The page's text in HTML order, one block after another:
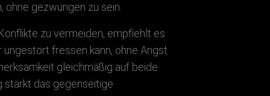
gezwungen zu sein.
zu vermeiden, empfiehlt es
fressen kann, ohne Angst
gleichmäßig auf beide
stärkt das gegenseitige